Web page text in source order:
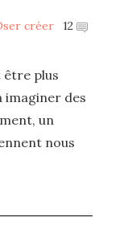
créer 12
être plus
imaginer des
un
nous